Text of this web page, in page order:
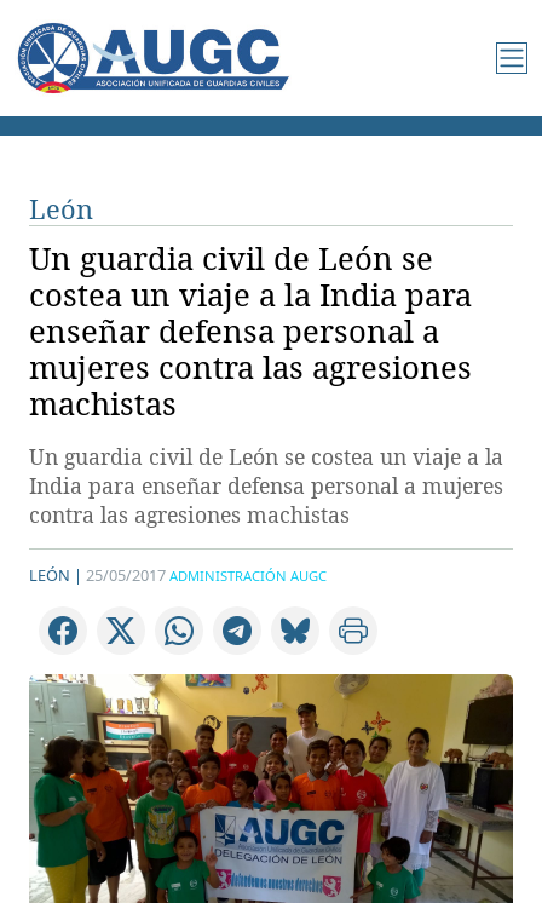
León
Un guardia civil de León se
costea un viaje a la India para
enseñar defensa personal a
mujeres contra las agresiones
machistas
Un guardia civil de León se costea un viaje a la
India para enseñar defensa personal a mujeres
contra las agresiones machistas
LEÓN | 25/05/2017 ADMINISTRACIÓN AUGC